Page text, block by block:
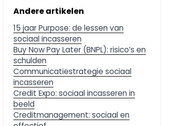
Andere artikelen
15 jaar Purpose: de lessen van
sociaal incasseren
Buy Now Pay Later (BNPL): risico’s en
schulden
Communicatiestrategie sociaal
incasseren
Credit Expo: sociaal incasseren in
beeld
Creditmanagement: sociaal en